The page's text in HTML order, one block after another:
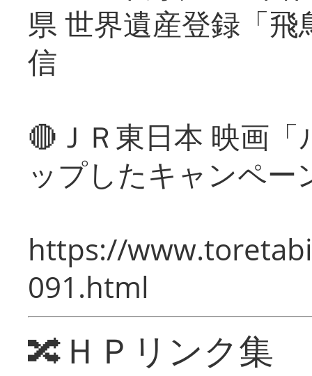
県 世界遺産登録「
信
🔴ＪＲ東日本 映画
ップしたキャンペー
https://
091.html
🔀ＨＰリンク集